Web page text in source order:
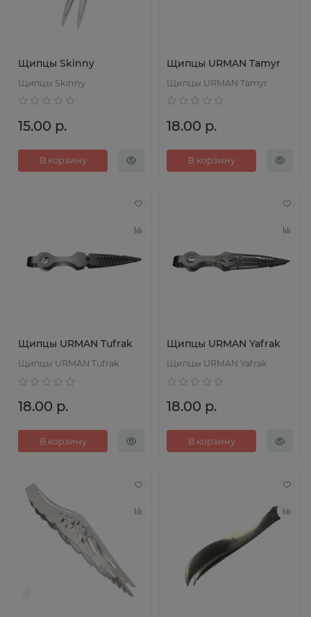
Щипцы Skinny
Щипцы Skinny
15.00 р.
В корзину
Щипцы URMAN Tamyr
Щипцы URMAN Tamyr
18.00 р.
В корзину
Щипцы URMAN Tufrak
Щипцы URMAN Tufrak
18.00 р.
В корзину
Щипцы URMAN Yafrak
Щипцы URMAN Yafrak
18.00 р.
В корзину